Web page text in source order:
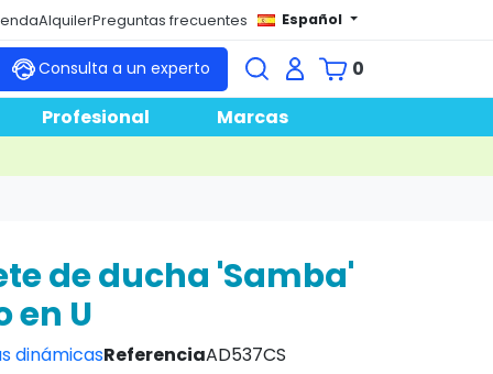
AlquilerPreguntas frecuentes Español
Consulta a un experto
0
Profesional Marcas
de ducha 'Samba'
en U
dinámicasReferenciaAD537CS